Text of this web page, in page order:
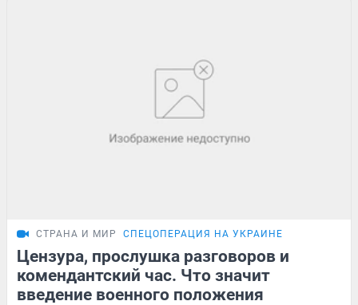
СТРАНА И МИР СПЕЦОПЕРАЦИЯ НА УКРАИНЕ
Цензура, прослушка разговоров и
комендантский час. Что значит
введение военного положения